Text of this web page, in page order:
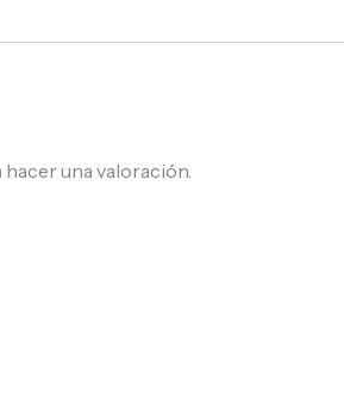
una valoración.